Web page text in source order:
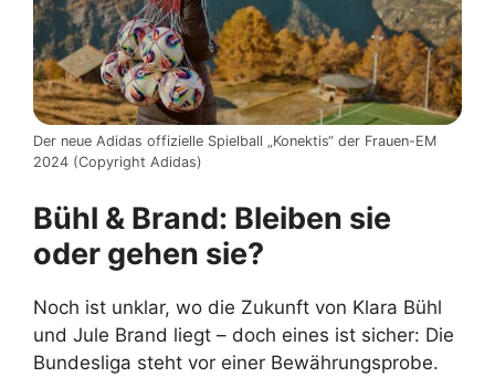
Der neue Adidas offizielle Spielball „Konektis“ der Frauen-EM
2024 (Copyright Adidas)
Bühl & Brand: Bleiben sie
oder gehen sie?
Noch ist unklar, wo die Zukunft von Klara Bühl
und Jule Brand liegt – doch eines ist sicher: Die
Bundesliga steht vor einer Bewährungsprobe.